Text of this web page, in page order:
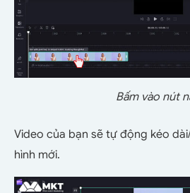
Bấm vào nút
Video của bạn sẽ tự động kéo
hình mới.